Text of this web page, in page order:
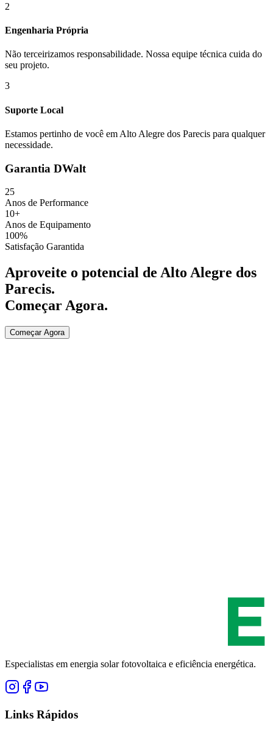
2
Engenharia Própria
Não terceirizamos responsabilidade. Nossa equipe técnica cuida do
seu projeto.
3
Suporte Local
Estamos pertinho de você em Alto Alegre dos Parecis para qualquer
necessidade.
Garantia DWalt
25
Anos de Performance
10+
Anos de Equipamento
100%
Satisfação Garantida
Aproveite o potencial de Alto Alegre dos
Parecis.
Começar Agora.
Começar Agora
Especialistas em energia solar fotovoltaica e eficiência energética.
Links Rápidos